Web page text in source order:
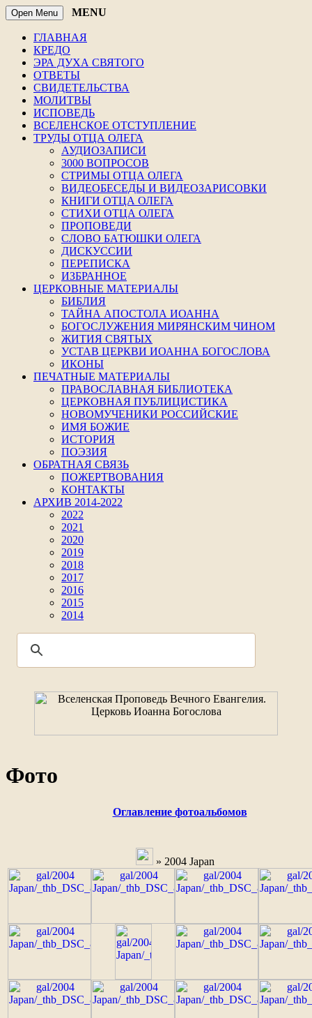
Open Menu MENU
ГЛАВНАЯ
КРЕДО
ЭРА ДУХА СВЯТОГО
ОТВЕТЫ
СВИДЕТЕЛЬСТВА
МОЛИТВЫ
ИСПОВЕДЬ
ВСЕЛЕНСКОЕ ОТСТУПЛЕНИЕ
ТРУДЫ ОТЦА ОЛЕГА
АУДИОЗАПИСИ
3000 ВОПРОСОВ
СТРИМЫ ОТЦА ОЛЕГА
ВИДЕОБЕСЕДЫ И ВИДЕОЗАРИСОВКИ
КНИГИ ОТЦА ОЛЕГА
СТИХИ ОТЦА ОЛЕГА
ПРОПОВЕДИ
СЛОВО БАТЮШКИ ОЛЕГА
ДИСКУССИИ
ПЕРЕПИСКА
ИЗБРАННОЕ
ЦЕРКОВНЫЕ МАТЕРИАЛЫ
БИБЛИЯ
ТАЙНА АПОСТОЛА ИОАННА
БОГОСЛУЖЕНИЯ МИРЯНСКИМ ЧИНОМ
ЖИТИЯ СВЯТЫХ
УСТАВ ЦЕРКВИ ИОАННА БОГОСЛОВА
ИКОНЫ
ПЕЧАТНЫЕ МАТЕРИАЛЫ
ПРАВОСЛАВНАЯ БИБЛИОТЕКА
ЦЕРКОВНАЯ ПУБЛИЦИСТИКА
НОВОМУЧЕНИКИ РОССИЙСКИЕ
ИМЯ БОЖИЕ
ИСТОРИЯ
ПОЭЗИЯ
ОБРАТНАЯ СВЯЗЬ
ПОЖЕРТВОВАНИЯ
КОНТАКТЫ
АРХИВ 2014-2022
2022
2021
2020
2019
2018
2017
2016
2015
2014
Фото
Оглавление фотоальбомов
» 2004 Japan